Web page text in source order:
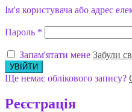
Ім'я користувача або адрес
Пароль *
Запам'ятати мене Забули
Ще немає облікового запису?
Реєстрація